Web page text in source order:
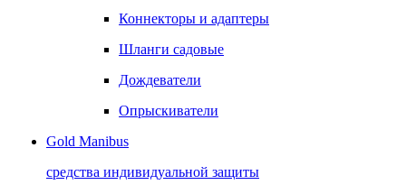
Коннекторы и адаптеры
Шланги садовые
Дождеватели
Опрыскиватели
Gold Manibus
средства индивидуальной защиты